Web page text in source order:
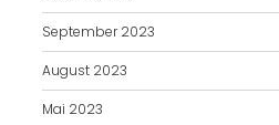
September 2023
August 2023
Mai 2023